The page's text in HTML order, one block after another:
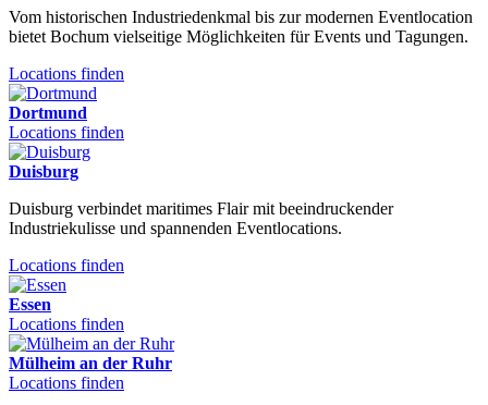
Vom historischen Industriedenkmal bis zur modernen Eventlocation
bietet Bochum vielseitige Möglichkeiten für Events und Tagungen.
Locations finden
Dortmund
Locations finden
Duisburg
Duisburg verbindet maritimes Flair mit beeindruckender
Industriekulisse und spannenden Eventlocations.
Locations finden
Essen
Locations finden
Mülheim an der Ruhr
Locations finden